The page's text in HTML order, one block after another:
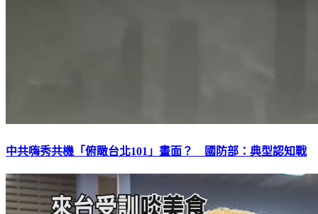
中共嗨秀共機「俯瞰台北101」畫面？ 國防部：典型認知戰